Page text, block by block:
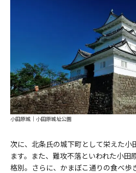
小田原城｜小田原城址公園
次に、北条氏の城下町として栄えた小
ます。また、難攻不落といわれた小田
格別。さらに、かまぼこ通りの食べ歩